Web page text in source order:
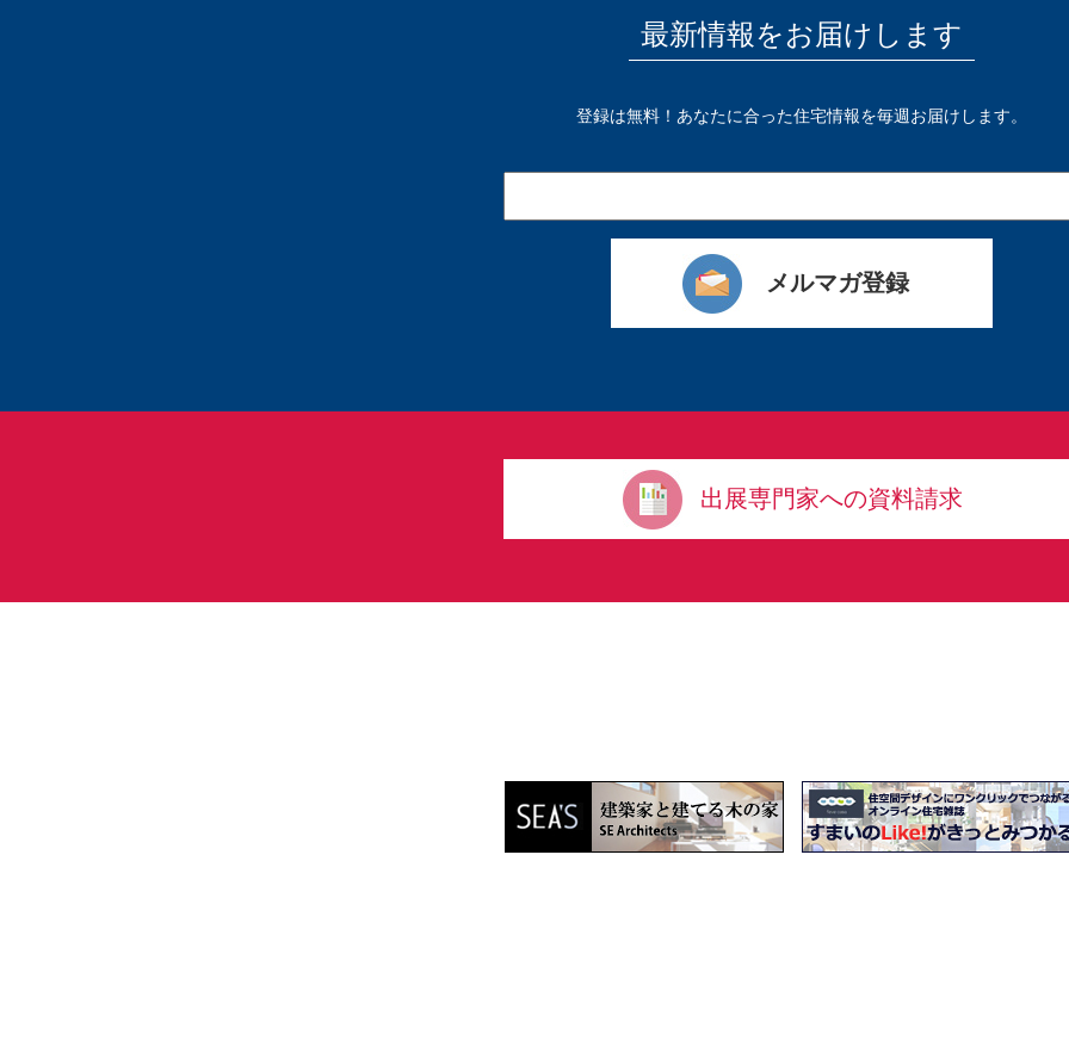
最新情報をお届けします
登録は無料！あなたに合った住宅情報を毎週お届けします。
出展専門家への資料請求